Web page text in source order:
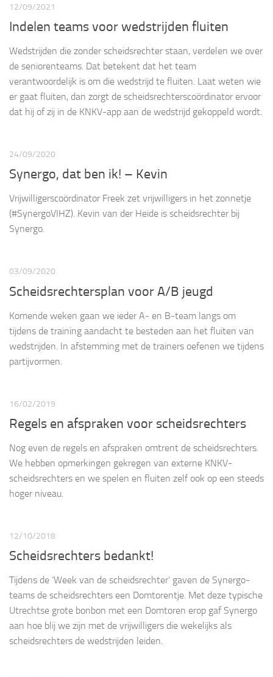
12/09/2021
Indelen teams voor wedstrijden fluiten
Wedstrijden die zonder scheidsrechter staan, verdelen we over
de seniorenteams. Dat betekent dat het team
verantwoordelijk is om die wedstrijd te fluiten. Laat weten wie
er gaat fluiten, dan zorgt de scheidsrechterscoördinator ervoor
dat hij of zij in de KNKV-app aan de wedstrijd gekoppeld wordt.
24/09/2020
Synergo, dat ben ik! – Kevin
Vrijwilligerscoördinator Freek zet vrijwilligers in het zonnetje
(#SynergoVIHZ). Kevin van der Heide is scheidsrechter bij
Synergo.
03/09/2020
Scheidsrechtersplan voor A/B jeugd
Komende weken gaan we ieder A- en B-team langs om
tijdens de training aandacht te besteden aan het fluiten van
wedstrijden. In afstemming met de trainers oefenen we tijdens
partijvormen.
16/02/2019
Regels en afspraken voor scheidsrechters
Nog even de regels en afspraken omtrent de scheidsrechters.
We hebben opmerkingen gekregen van externe KNKV-
scheidsrechters en we spelen en fluiten zelf ook op een steeds
hoger niveau.
12/10/2018
Scheidsrechters bedankt!
Tijdens de ‘Week van de scheidsrechter’ gaven de Synergo-
teams de scheidsrechters een Domtorentje. Met deze typische
Utrechtse grote bonbon met een Domtoren erop gaf Synergo
aan hoe blij we zijn met de vrijwilligers die wekelijks als
scheidsrechters de wedstrijden leiden.